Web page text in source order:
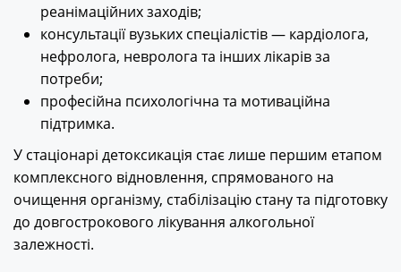
реанімаційних заходів;
консультації вузьких спеціалістів — кардіолога,
нефролога, невролога та інших лікарів за
потреби;
професійна психологічна та мотиваційна
підтримка.
У стаціонарі детоксикація стає лише першим етапом
комплексного відновлення, спрямованого на
очищення організму, стабілізацію стану та підготовку
до довгострокового лікування алкогольної
залежності.